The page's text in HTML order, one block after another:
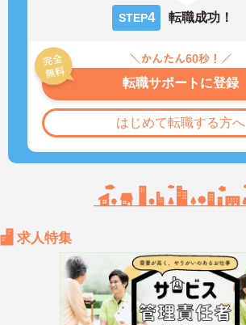
STEP4 転職成功！
転職サポートに登録
はじめて転職する方へ
求人特集